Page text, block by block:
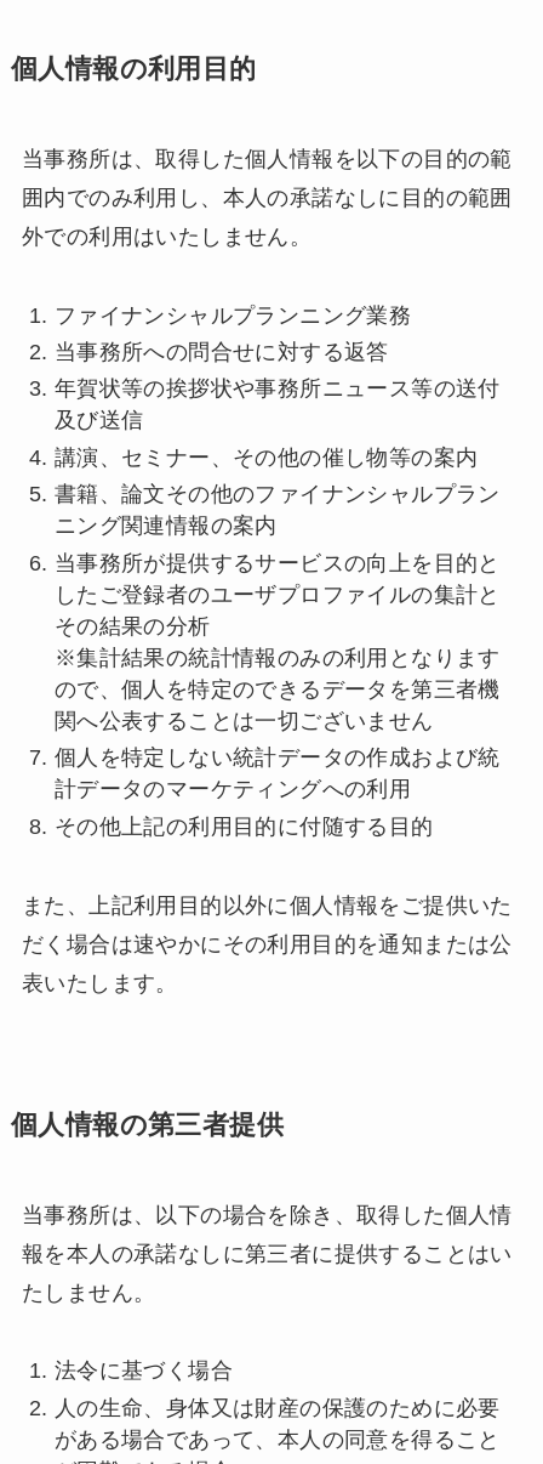
個人情報の利用目的
当事務所は、取得した個人情報を以下の目的の範
囲内でのみ利用し、本人の承諾なしに目的の範囲
外での利用はいたしません。
ファイナンシャルプランニング業務
当事務所への問合せに対する返答
年賀状等の挨拶状や事務所ニュース等の送付
及び送信
講演、セミナー、その他の催し物等の案内
書籍、論文その他のファイナンシャルプラン
ニング関連情報の案内
当事務所が提供するサービスの向上を目的と
したご登録者のユーザプロファイルの集計と
その結果の分析
※集計結果の統計情報のみの利用となります
ので、個人を特定のできるデータを第三者機
関へ公表することは一切ございません
個人を特定しない統計データの作成および統
計データのマーケティングへの利用
その他上記の利用目的に付随する目的
また、上記利用目的以外に個人情報をご提供いた
だく場合は速やかにその利用目的を通知または公
表いたします。
個人情報の第三者提供
当事務所は、以下の場合を除き、取得した個人情
報を本人の承諾なしに第三者に提供することはい
たしません。
法令に基づく場合
人の生命、身体又は財産の保護のために必要
がある場合であって、本人の同意を得ること